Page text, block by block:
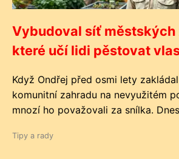
Vybudoval síť městských
které učí lidi pěstovat
Když Ondřej před osmi lety
komunitní zahradu na nevyužitém
mnozí ho považovali za snílka.
Tipy a rady